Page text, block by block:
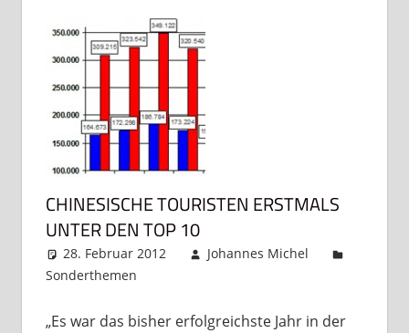
CHINESISCHE TOURISTEN ERSTMALS
UNTER DEN TOP 10
28. Februar 2012
Johannes Michel
Sonderthemen
„Es war das bisher erfolgreichste Jahr in der